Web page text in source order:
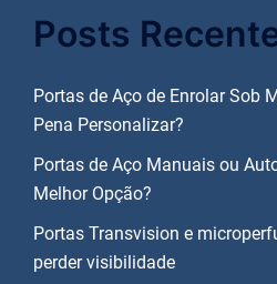
Posts
Portas de Aço de Enrolar Sob
Pena Personalizar?
Portas de Aço Manuais ou
Melhor Opção?
Portas Transvision e
perder visibilidade